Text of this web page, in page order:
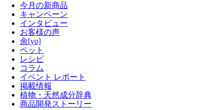
今月の新商品
キャンペーン
インタビュー
お客様の声
余[yo]
ペット
レシピ
コラム
イベント レポート
掲載情報
植物・天然成分辞典
商品開発ストーリー